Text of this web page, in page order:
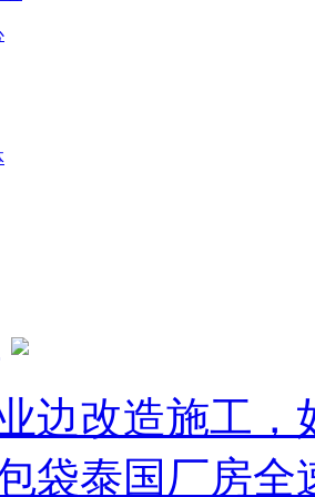
边改造施工，
袋泰国厂房全